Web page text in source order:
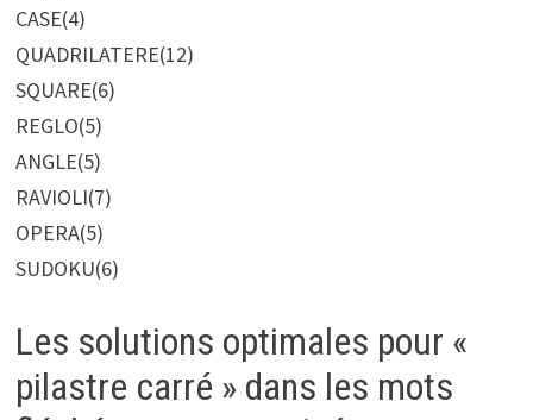
CASE(4)
QUADRILATERE(12)
SQUARE(6)
REGLO(5)
ANGLE(5)
RAVIOLI(7)
OPERA(5)
SUDOKU(6)
Les solutions optimales pour «
pilastre carré » dans les mots